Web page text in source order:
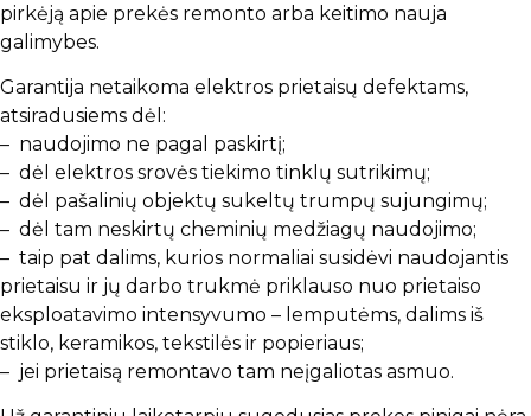
pirkėją apie prekės remonto arba keitimo nauja
galimybes.
Garantija netaikoma elektros prietaisų defektams,
atsiradusiems dėl:
– naudojimo ne pagal paskirtį;
– dėl elektros srovės tiekimo tinklų sutrikimų;
– dėl pašalinių objektų sukeltų trumpų sujungimų;
– dėl tam neskirtų cheminių medžiagų naudojimo;
– taip pat dalims, kurios normaliai susidėvi naudojantis
prietaisu ir jų darbo trukmė priklauso nuo prietaiso
eksploatavimo intensyvumo – lemputėms, dalims iš
stiklo, keramikos, tekstilės ir popieriaus;
– jei prietaisą remontavo tam neįgaliotas asmuo.